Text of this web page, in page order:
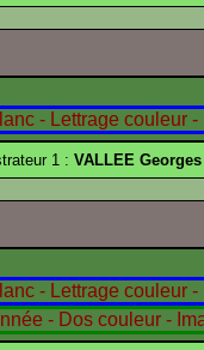
1 : VALLEE Georges